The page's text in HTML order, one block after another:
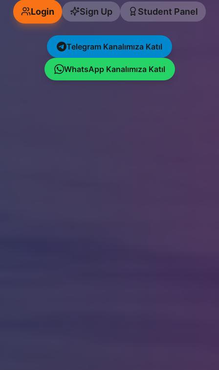
Login Sign Up Student Panel
Telegram Kanalımıza Katıl
WhatsApp Kanalımıza Katıl